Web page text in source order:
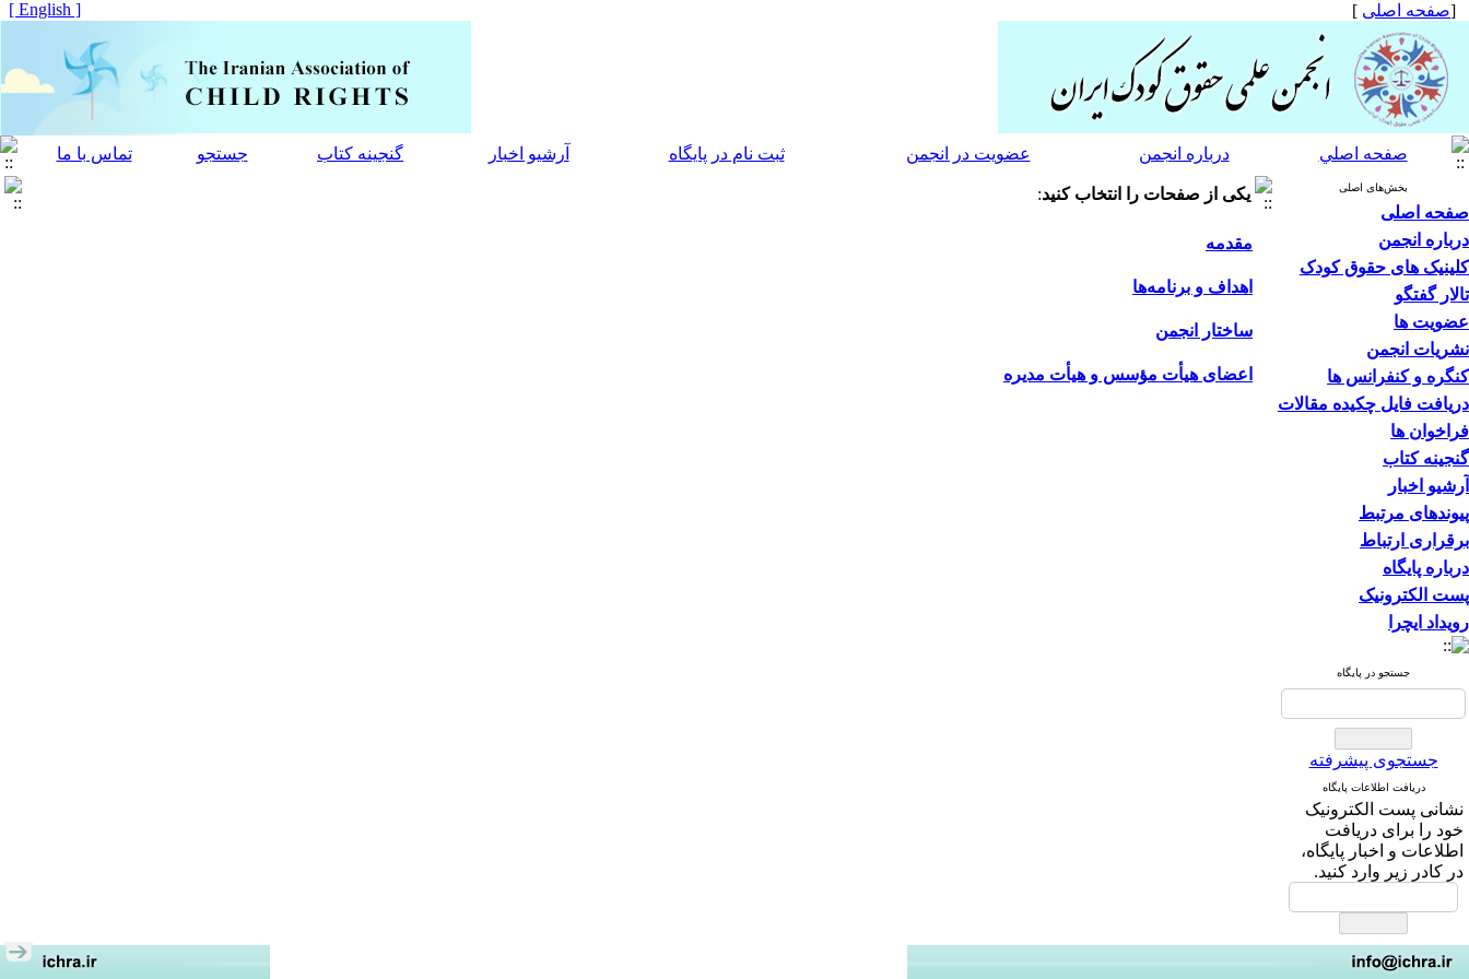
[صفحه اصلی ]
[ English ]
صفحه اصلي درباره انجمن عضویت در انجمن ثبت نام در پایگاه آرشیو اخبار گنجینه کتاب جستجو تماس با ما
بخش‌های اصلی
صفحه اصلی
درباره انجمن
کلینیک های حقوق کودک
تالار گفتگو
عضویت ها
نشریات انجمن
کنگره و کنفرانس ها
دریافت فایل چکیده مقالات
فراخوان ها
گنجینه کتاب
آرشیو اخبار
پیوندهای مرتبط
برقراری ارتباط
درباره پایگاه
پست الکترونیک
رویداد ایچرا
جستجو در پایگاه
جستجوی پیشرفته
دریافت اطلاعات پایگاه
نشانی پست الکترونیک
خود را برای دریافت
اطلاعات و اخبار پایگاه،
در کادر زیر وارد کنید.
یکی از صفحات را انتخاب کنید:
مقدمه
اهداف و برنامه‌ها
ساختار انجمن
اعضای هیأت مؤسس و هیأت مدیره